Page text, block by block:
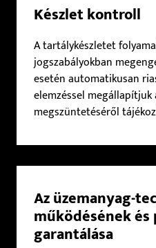
Készlet kontroll
A tartálykészletet
jogszabályokban
esetén automatikusan
elemzéssel
megszüntetéséről
Az üzemanyag-
működésének
garantálása